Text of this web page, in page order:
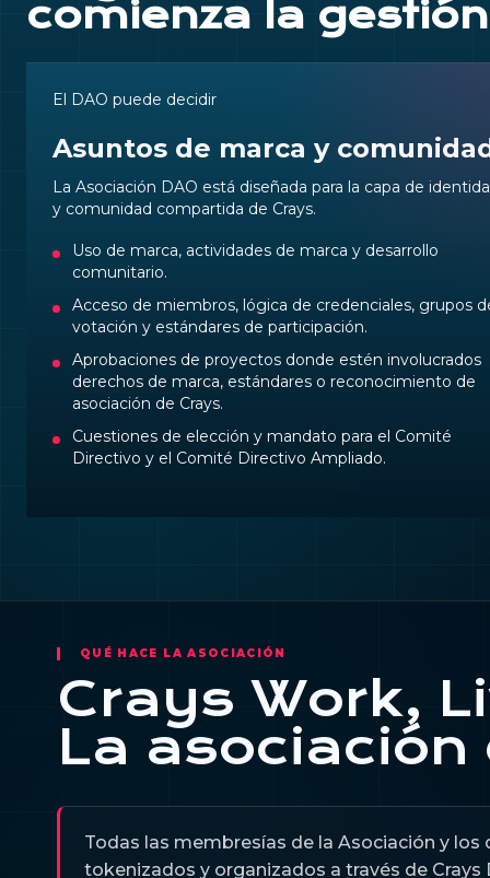
comienza la
El DAO puede decidir
Asuntos de marca y
La Asociación DAO está diseñada para la capa de
y comunidad compartida de Crays.
Uso de marca, actividades de marca y desarrollo
comunitario.
Acceso de miembros, lógica de credenciales, grupos
votación y estándares de participación.
Aprobaciones de proyectos donde estén involucrados
derechos de marca, estándares o reconocimiento de
asociación de Crays.
Cuestiones de elección y mandato para el Comité
Directivo y el Comité Directivo Ampliado.
QUÉ HACE LA ASOCIACIÓN
Crays Work,
La
Todas las membresías de la Asociación y
tokenizados y organizados a través de Crays